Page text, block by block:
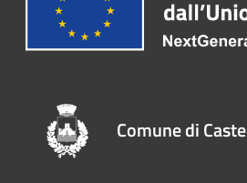
Comune di